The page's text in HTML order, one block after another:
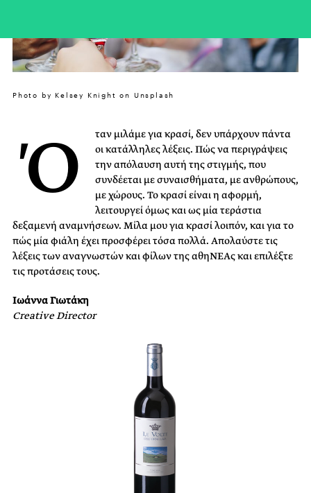
Photo by Kelsey Knight on Unsplash
Ό
ταν μιλάμε για κρασί, δεν υπάρχουν πάντα
οι κατάλληλες λέξεις. Πώς να περιγράψεις
την απόλαυση αυτή της στιγμής, που
συνδέεται με συναισθήματα, με ανθρώπους,
με χώρους. Το κρασί είναι η αφορμή,
λειτουργεί όμως και ως μία τεράστια
δεξαμενή αναμνήσεων. Μίλα μου για κρασί λοιπόν, και για το
πώς μία φιάλη έχει προσφέρει τόσα πολλά. Απολαύστε τις
λέξεις των αναγνωστών και φίλων της αθηΝΕΑς και επιλέξτε
τις προτάσεις τους.
Ιωάννα Γιωτάκη
Creative Director